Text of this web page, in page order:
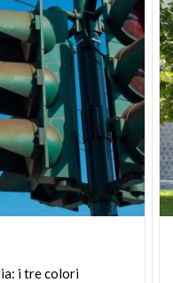
e per le sue
dei Visconti,
Oggi è un’icona
Cadorna grazie alla
ha assunto una
i tre colori